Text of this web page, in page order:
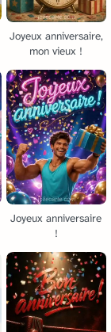
Joyeux anniversaire,
mon vieux !
Joyeux anniversaire
!